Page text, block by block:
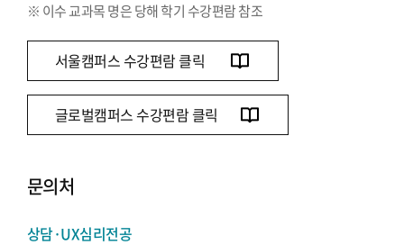
※ 이수 교과목 명은 당해 학기 수강편람 참조
서울캠퍼스 수강편람 클릭
글로벌캠퍼스 수강편람 클릭
문의처
상담·UX심리전공